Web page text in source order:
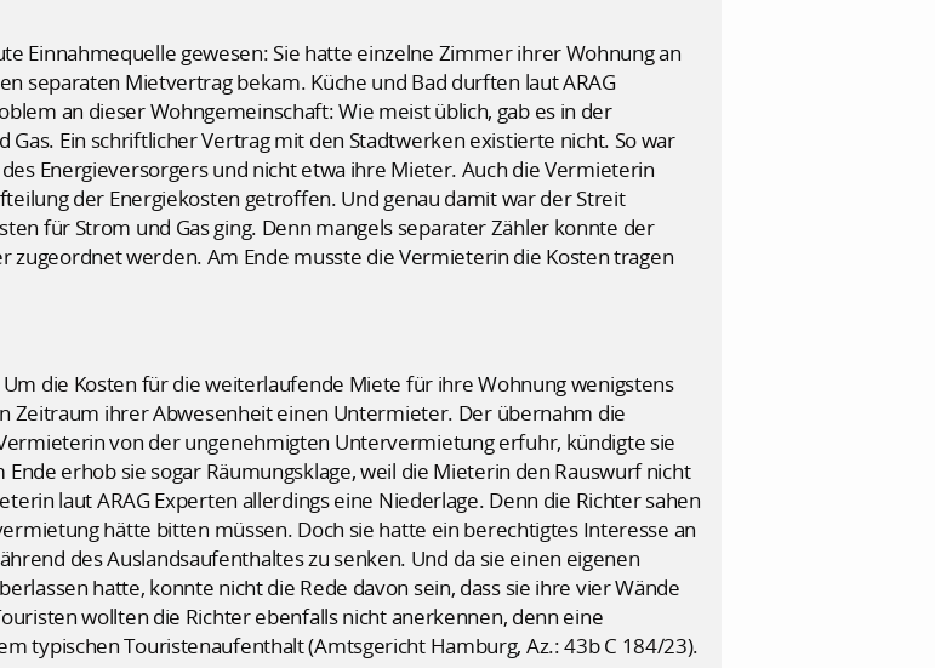
Einnahmequelle gewesen: Sie hatte einzelne Zimmer ihrer Wohnung an
separaten Mietvertrag bekam. Küche und Bad durften laut ARAG
an dieser Wohngemeinschaft: Wie meist üblich, gab es in der
Ein schriftlicher Vertrag mit den Stadtwerken existierte nicht. So war
Energieversorgers und nicht etwa ihre Mieter. Auch die Vermieterin
der Energiekosten getroffen. Und genau damit war der Streit
für Strom und Gas ging. Denn mangels separater Zähler konnte der
werden. Am Ende musste die Vermieterin die Kosten tragen
die Kosten für die weiterlaufende Miete für ihre Wohnung wenigstens
Zeitraum ihrer Abwesenheit einen Untermieter. Der übernahm die
von der ungenehmigten Untervermietung erfuhr, kündigte sie
erhob sie sogar Räumungsklage, weil die Mieterin den Rauswurf nicht
laut ARAG Experten allerdings eine Niederlage. Denn die Richter sahen
hätte bitten müssen. Doch sie hatte ein berechtigtes Interesse an
des Auslandsaufenthaltes zu senken. Und da sie einen eigenen
hatte, konnte nicht die Rede davon sein, dass sie ihre vier Wände
wollten die Richter ebenfalls nicht anerkennen, denn eine
typischen Touristenaufenthalt (Amtsgericht Hamburg, Az.: 43b C 184/23).